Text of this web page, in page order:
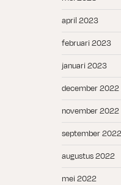
april 2023
februari 2023
januari 2023
december 2022
november 2022
september 2022
augustus 2022
mei 2022